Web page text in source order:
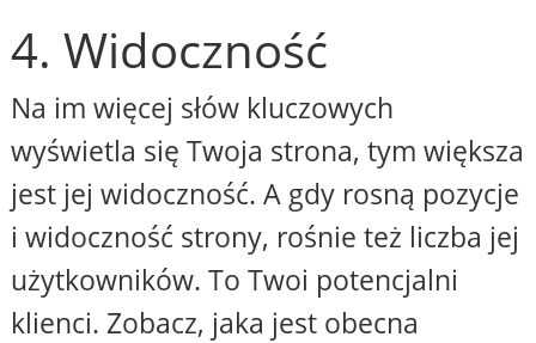
4. Widoczność
Na im więcej słów kluczowych
wyświetla się Twoja strona, tym większa
jest jej widoczność. A gdy rosną pozycje
i widoczność strony, rośnie też liczba jej
użytkowników. To Twoi potencjalni
klienci. Zobacz, jaka jest obecna